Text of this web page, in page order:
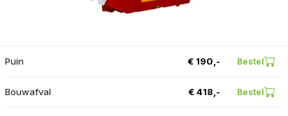
Puin € 190,- Bestel
Bouwafval € 418,- Bestel